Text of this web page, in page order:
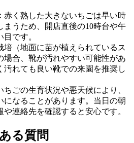
赤く熟した大きないちごは早い時
まうため、開店直後の10時台や午
です。
培（地面に苗が植えられているス
場合、靴が汚れやすい可能性があ
汚れても良い靴での来園を推奨し
ちごの生育状況や悪天候により、
になることがあります。当日の朝
連絡先を確認すると安心です。
る質問